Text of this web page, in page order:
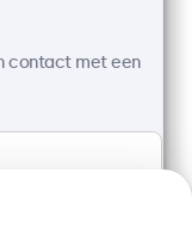
contact met een